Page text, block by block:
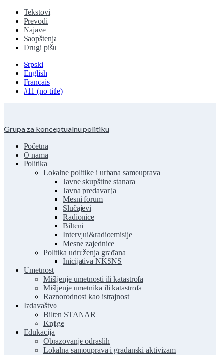
Tekstovi
Prevodi
Najave
Saopštenja
Drugi pišu
Srpski
English
Francais
#11 (no title)
Grupa za konceptualnu politiku
Početna
O nama
Politika
Lokalne politike i urbana samouprava
Javne skupštine stanara
Javna predavanja
Mesni forum
Slučajevi
Radionice
Bilteni
Intervjui&radioemisije
Mesne zajednice
Politika udruženja građana
Inicijativa NKSNS
Umetnost
Mišljenje umetnosti ili katastrofa
Mišljenje umetnika ili katastrofa
Raznorodnost kao istrajnost
Izdavaštvo
Bilten STANAR
Knjige
Edukacija
Obrazovanje odraslih
Lokalna samouprava i građanski aktivizam